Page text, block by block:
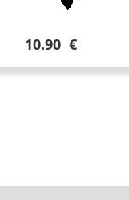
10.90 €